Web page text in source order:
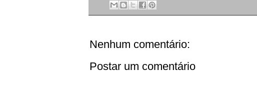
Nenhum comentário:
Postar um comentário